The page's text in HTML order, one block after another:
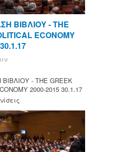
ΒΙΒΛΙΟΥ - ΤΗΕ
ECONOMY
- ΤΗΕ GREEK
2000-2015 30.1.17